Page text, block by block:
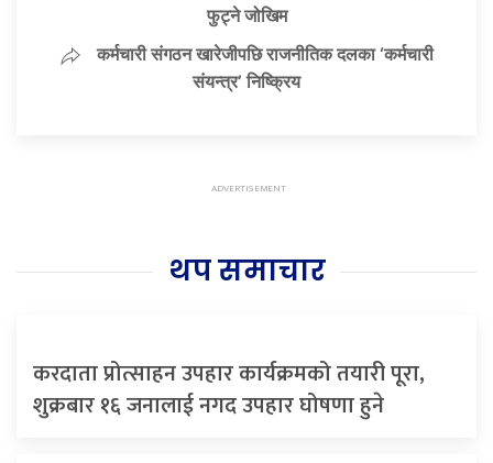
फुट्ने जोखिम
कर्मचारी संगठन खारेजीपछि राजनीतिक दलका ‘कर्मचारी
संयन्त्र’ निष्क्रिय
थप समाचार
करदाता प्रोत्साहन उपहार कार्यक्रमको तयारी पूरा,
शुक्रबार १६ जनालाई नगद उपहार घोषणा हुने